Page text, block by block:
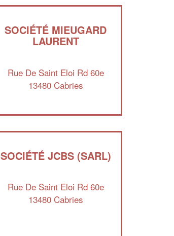
SOCIÉTÉ MIEUGARD
LAURENT
Rue De Saint Eloi Rd 60e
13480 Cabries
SOCIÉTÉ JCBS (SARL)
Rue De Saint Eloi Rd 60e
13480 Cabries
professionnel ?